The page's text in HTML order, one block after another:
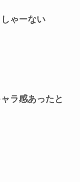
ゃーない
ラ感あったと